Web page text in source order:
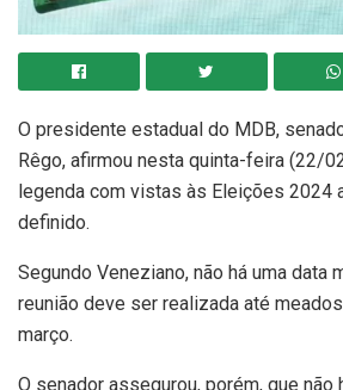
O presidente estadual do MDB,
Rêgo, afirmou nesta quinta-feira (22/
legenda com vistas às Eleições 2024
definido.
Segundo Veneziano, não há uma data
reunião deve ser realizada até
março.
O senador assegurou, porém, que não